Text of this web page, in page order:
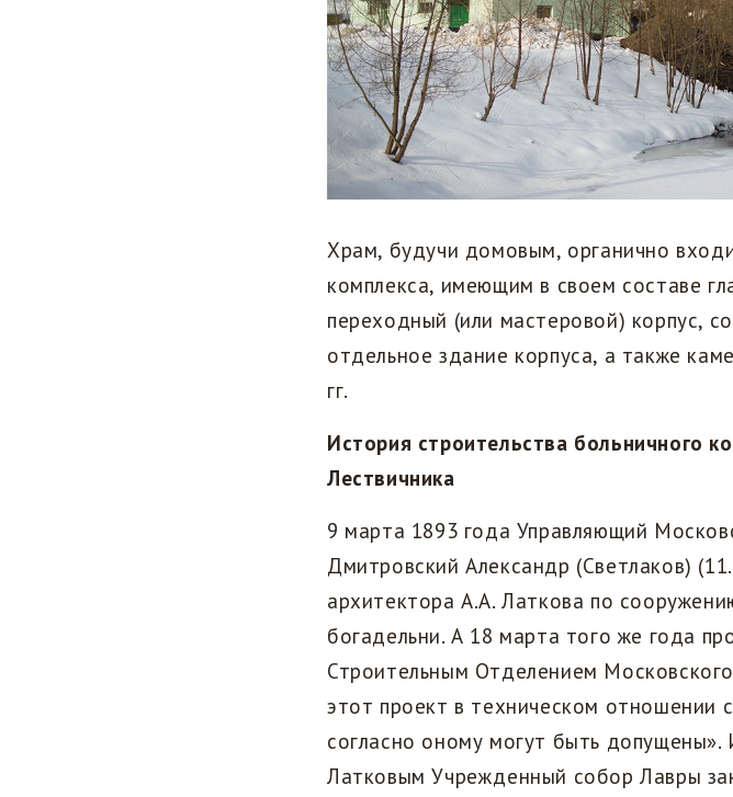
Храм, будучи домовым, органично
комплекса, имеющим в своем составе
переходный (или мастеровой) корпус,
отдельное здание корпуса, а также
гг.
История строительства больничного
Лествичника
9 марта 1893 года Управляющий
Дмитровский Александр (Светлаков)
архитектора А.А. Латкова по
богадельни. А 18 марта того же года
Строительным Отделением
этот проект в техническом отношении
согласно оному могут быть
Латковым Учрежденный собор Лавры